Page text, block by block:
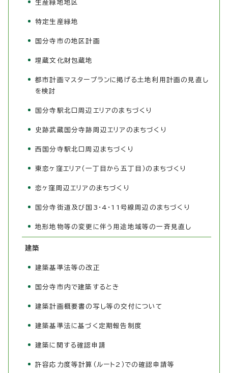
生産緑地地区
特定生産緑地
国分寺市の地区計画
埋蔵文化財包蔵地
都市計画マスタープランに掲げる土地利用計画の見直し
を検討
国分寺駅北口周辺エリアのまちづくり
史跡武蔵国分寺跡周辺エリアのまちづくり
西国分寺駅北口周辺まちづくり
東恋ヶ窪エリア（一丁目から五丁目）のまちづくり
恋ヶ窪周辺エリアのまちづくり
国分寺街道及び国3・4・11号線周辺のまちづくり
地形地物等の変更に伴う用途地域等の一斉見直し
建築
建築基準法等の改正
国分寺市内で建築するとき
建築計画概要書の写し等の交付について
建築基準法に基づく定期報告制度
建築に関する確認申請
許容応力度等計算（ルート2）での確認申請等